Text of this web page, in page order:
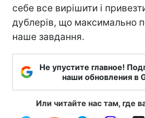
себе все вирішити і
дублерів, що максимально
наше завдання.
Не упустите главное!
наши обновления в
Или читайте нас там, где